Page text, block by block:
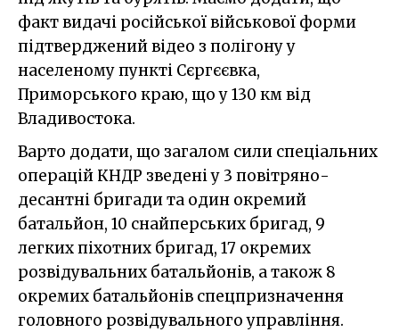
факт видачі російської військової форми
підтверджений відео з полігону у
населеному пункті Сєргєєвка,
Приморського краю, що у 130 км від
Владивостока.
Варто додати, що загалом сили спеціальних
операцій КНДР зведені у 3 повітряно-
десантні бригади та один окремий
батальйон, 10 снайперських бригад, 9
легких піхотних бригад, 17 окремих
розвідувальних батальйонів, а також 8
окремих батальйонів спецпризначення
головного розвідувального управління.